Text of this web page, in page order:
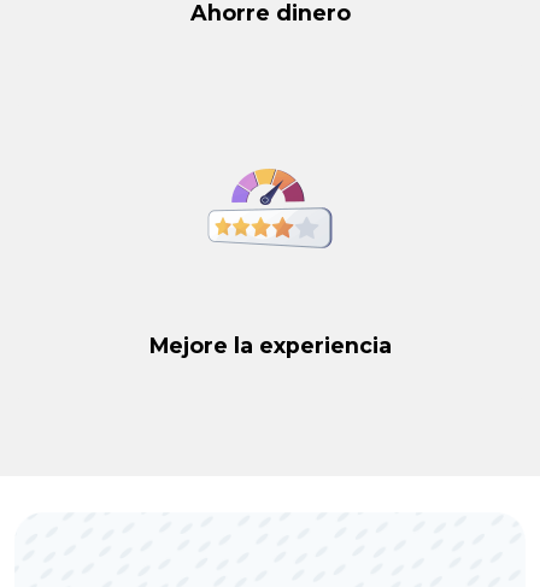
Ahorre dinero
Mejore la experiencia